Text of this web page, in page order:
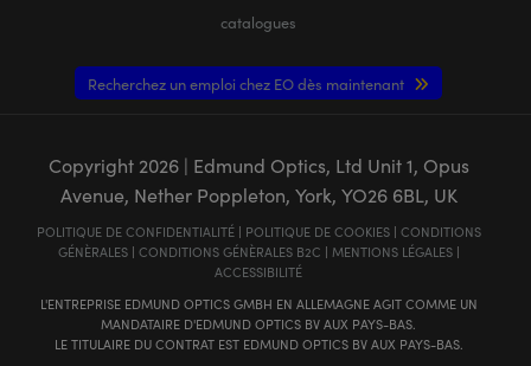
catalogues
Recherchez un emploi chez EO dès maintenant
Copyright 2026| Edmund Optics, Ltd Unit 1, Opus
Avenue, Nether Poppleton, York, YO26 6BL, UK
POLITIQUE DE CONFIDENTIALITÉ| POLITIQUE DE COOKIES| CONDITIONS
GÉNÈRALES| CONDITIONS GÉNÈRALES B2C | MENTIONS LÉGALES|
ACCESSIBILITÉ
L'ENTREPRISE EDMUND OPTICS GMBH EN ALLEMAGNE AGIT COMME UN
MANDATAIRE D'EDMUND OPTICS BV AUX PAYS-BAS.
LE TITULAIRE DU CONTRAT EST EDMUND OPTICS BV AUX PAYS-BAS.